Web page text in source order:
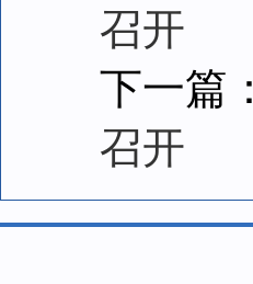
召开
下一篇：
召开